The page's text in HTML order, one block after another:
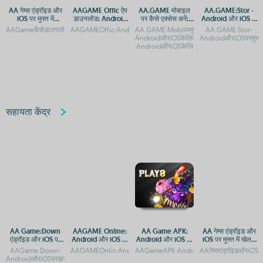
AA गेम्स एंड्रॉइड और
iOS पर मुफ्त में
डाउनलोड करें
AAGAME Offic ऐप
डाउनलोड: Android
और iOS प्लेटफ़ॉर्म
गाइड
AA.GAME मोबाइल
पर कैसे एक्सेस करें:
Android और iOS
गाइड
AA.GAME:Mobiपरमुफ्तमेंडाउनलोडकरें-
AndroidऔरiOSकेलि
AA.GAME:Stor -
Android और iOS के
लिए मुफ्त ऐप डाउनलोड
करें
AA.GAME:Stor-
सहायता केंद्र
AA Game:Down
एंड्रॉइड और iOS पर
डाउनलोड कैसे करें
AAGame:Down-
AndroidऔरiOSपरडाउनलोडकरेंAAGame:Down-
AAGAME Online:
Android और iOS पर
मुफ्त डाउनलोड
AA Game APK:
Android और iOS पर
डाउनलोड और इंस्टॉल
गाइड
AA गेम्स एंड्रॉइड और
iOS पर मुफ्त में खेलने
के लिए डाउनलोड करें